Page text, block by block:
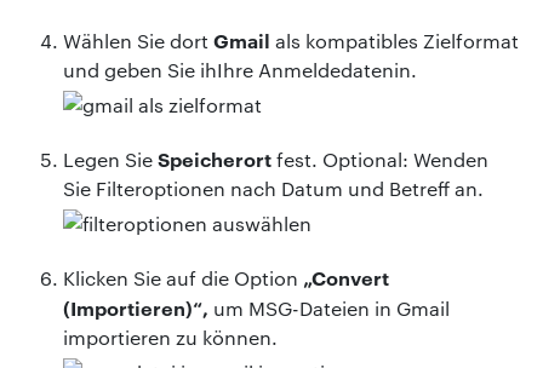
Wählen Sie dort Gmail als kompatibles Zielformat
und geben Sie ihIhre Anmeldedatenin.
Legen SieSpeicherortfest. Optional: Wenden
Sie Filteroptionen nach Datum und Betreff an.
Klicken Sie auf die Option „Convert
(Importieren)“, um MSG-Dateien in Gmail
importieren zu können.